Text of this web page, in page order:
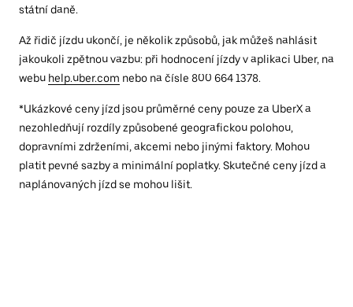
státní daně.
Až řidič jízdu ukončí, je několik způsobů, jak můžeš nahlásit
jakoukoli zpětnou vazbu: při hodnocení jízdy v aplikaci Uber, na
webu help.uber.com nebo na čísle 800 664 1378.
*Ukázkové ceny jízd jsou průměrné ceny pouze za UberX a
nezohledňují rozdíly způsobené geografickou polohou,
dopravními zdrženími, akcemi nebo jinými faktory. Mohou
platit pevné sazby a minimální poplatky. Skutečné ceny jízd a
naplánovaných jízd se mohou lišit.